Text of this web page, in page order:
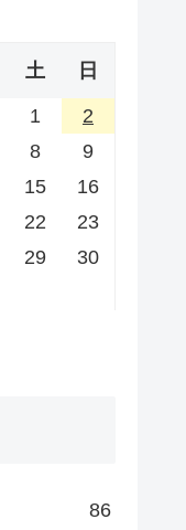
土 日
1
2
8
9
15
16
22
23
29
30
86